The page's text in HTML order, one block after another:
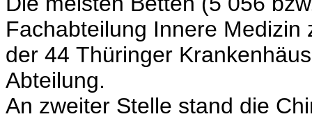
Fachabteilung Innere
der 44 Thüringer
Abteilung.
An zweiter Stelle stand die